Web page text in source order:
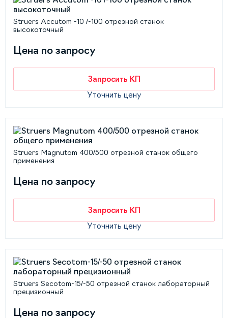
Struers Accutom -10 /-100 отрезной станок
высокоточный
Цена по запросу
Запросить КП
Уточнить цену
Struers Magnutom 400/500 отрезной станок общего
применения
Цена по запросу
Запросить КП
Уточнить цену
Struers Secotom-15/-50 отрезной станок лабораторный
прецизионный
Цена по запросу